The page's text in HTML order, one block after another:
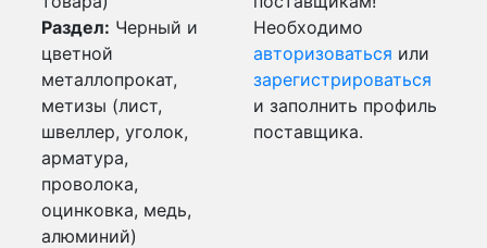
Раздел: Черный и
цветной
металлопрокат,
метизы (лист,
швеллер, уголок,
арматура,
проволока,
оцинковка, медь,
алюминий)
Необходимо
авторизоваться или
зарегистрироваться
и заполнить профиль
поставщика.